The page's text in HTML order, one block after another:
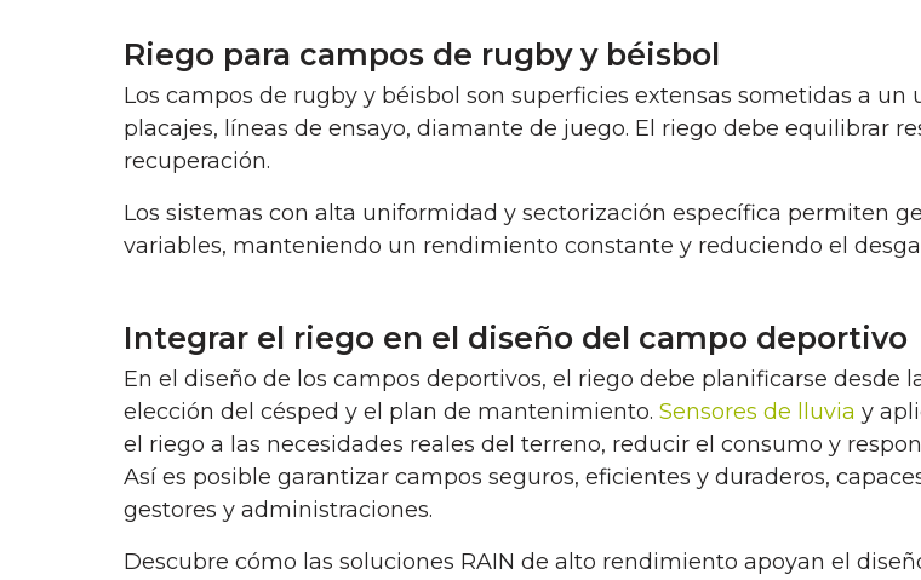
Riego para campos de rugby y béisbol
Los campos de rugby y béisbol son superficies extensas sometidas a un
placajes, líneas de ensayo, diamante de juego. El riego debe equilibrar
recuperación.
Los sistemas con alta uniformidad y sectorización específica permiten
variables, manteniendo un rendimiento constante y reduciendo el
Integrar el riego en el diseño del campo deportivo
En el diseño de los campos deportivos, el riego debe planificarse desde
elección del césped y el plan de mantenimiento. Sensores de lluvia y
el riego a las necesidades reales del terreno, reducir el consumo y
Así es posible garantizar campos seguros, eficientes y duraderos,
gestores y administraciones.
Descubre cómo las soluciones RAIN de alto rendimiento apoyan el